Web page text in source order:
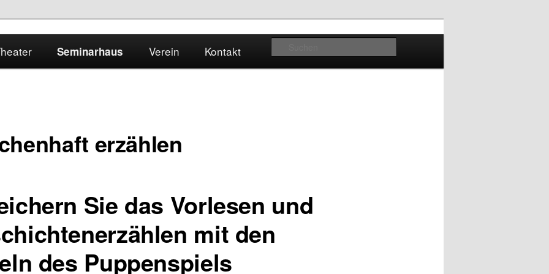
| Seminarhaus Szenario | Heidelberger Puppentheater e.V.
Seminarhaus Verein Kontakt
erzählen
Sie das Vorlesen und
mit den
des Puppenspiels